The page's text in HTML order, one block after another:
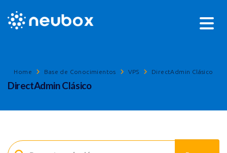
Home Base de Conocimientos VPS DirectAdmin Clásico
DirectAdmin Clásico